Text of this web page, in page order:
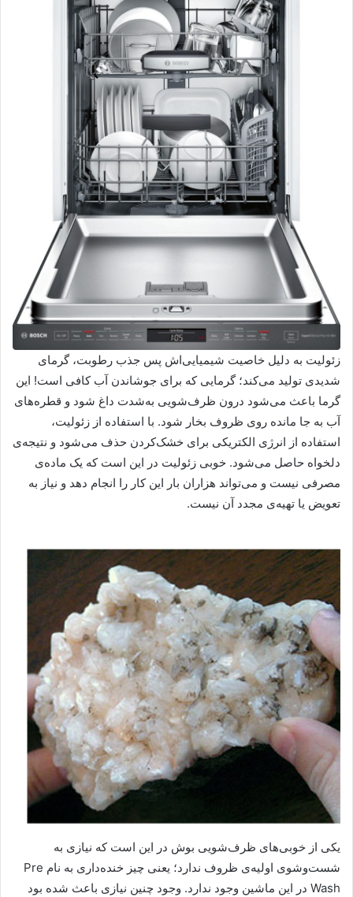
زئولیت به دلیل خاصیت شیمیایی‌اش پس جذب رطوبت، گرمای
شدیدی تولید می‌کند؛ گرمایی که برای جوشاندن آب کافی است! این
گرما باعث می‌شود درون ظرف‌شویی به‌شدت داغ شود و قطره‌های
آب به جا مانده روی ظروف بخار شود. با استفاده از زئولیت،
استفاده از انرژی الکتریکی برای خشک‌کردن حذف می‌شود و نتیجه‌ی
دلخواه حاصل می‌شود. خوبی زئولیت در این است که یک ماده‌ی
مصرفی نیست و می‌تواند هزاران بار این کار را انجام دهد و نیاز به
تعویض یا تهیه‌ی مجدد آن نیست.
یکی از خوبی‌های ظرف‌شویی بوش در این است که نیازی به
شست‌وشوی اولیه‌ی ظروف ندارد؛ یعنی چیز خنده‌داری به نام Pre
Wash در این ماشین وجود ندارد. وجود چنین نیازی باعث شده ‌بود